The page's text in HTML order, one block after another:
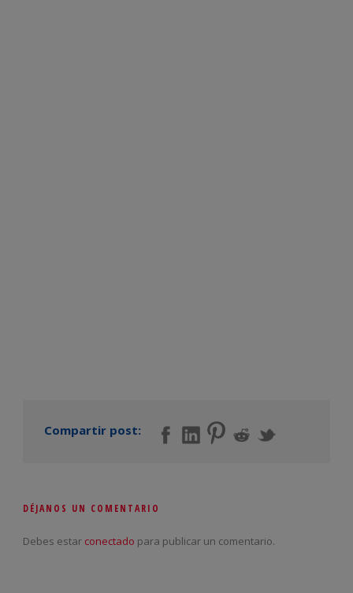
Compartir post:
DÉJANOS UN COMENTARIO
Debes estar conectado para publicar un comentario.